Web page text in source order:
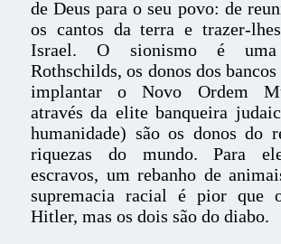
de Deus para o seu povo: de
os cantos da terra e trazer-
Israel. O sionismo é
Rothschilds, os donos dos
implantar o Novo Ordem
através da elite banqueira
humanidade) são os donos do
riquezas do mundo. Para
escravos, um rebanho de
supremacia racial é pior que
Hitler, mas os dois são do diabo.